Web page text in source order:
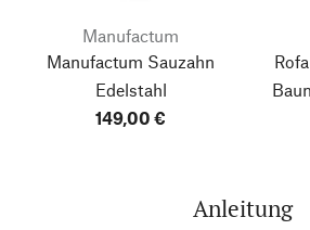
Manufactum
Manufactum Sauzahn
Edelstahl
149,00 €
Anleitung